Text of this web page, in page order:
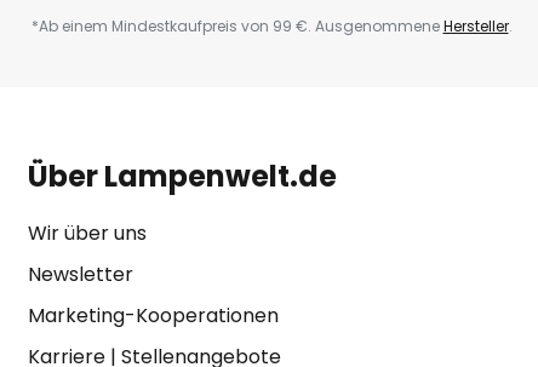
*Ab einem Mindestkaufpreis von 99 €. AusgenommeneHersteller.
Über Lampenwelt.de
Wir über uns
Newsletter
Marketing-Kooperationen
Karriere| Stellenangebote